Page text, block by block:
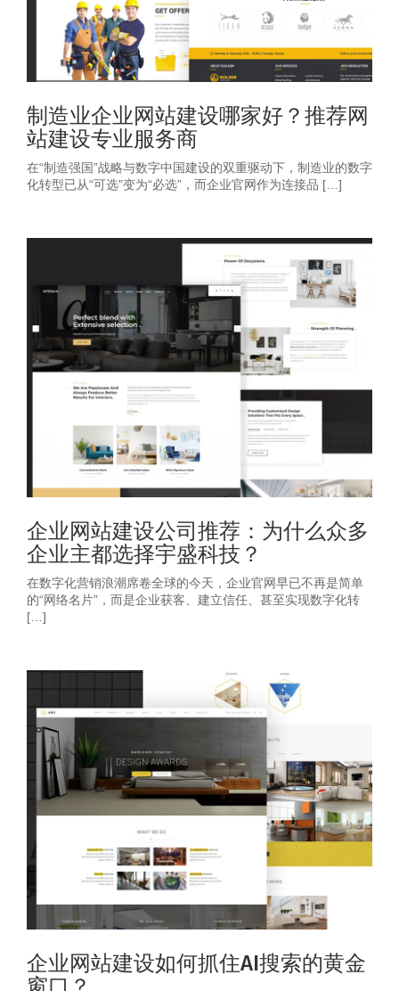
制造业企业网站建设哪家好？推荐网
站建设专业服务商
在“制造强国”战略与数字中国建设的双重驱动下，制造业的数字
化转型已从“可选”变为“必选”，而企业官网作为连接品 […]
企业网站建设公司推荐：为什么众多
企业主都选择宇盛科技？
在数字化营销浪潮席卷全球的今天，企业官网早已不再是简单
的“网络名片”，而是企业获客、建立信任、甚至实现数字化转
[…]
企业网站建设如何抓住AI搜索的黄金